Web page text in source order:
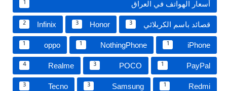
أسعار الهواتف في العراق 1
قصائد باسم الكربلائي 3
Honor
3
Infinix
2
iPhone
1
NothingPhone
1
oppo
1
PayPal
1
POCO
3
Realme
4
Redmi
1
Samsung
3
Tecno
3